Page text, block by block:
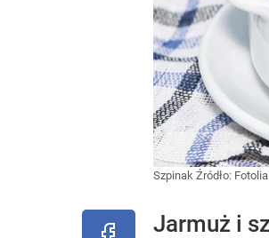
Szpinak Źródło: Fotolia
Jarmuż i